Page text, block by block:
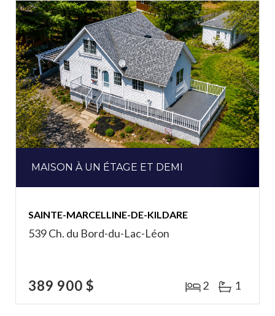
MAISON À UN ÉTAGE ET DEMI
SAINTE-MARCELLINE-DE-KILDARE
539 Ch. du Bord-du-Lac-Léon
389 900 $ 2 1